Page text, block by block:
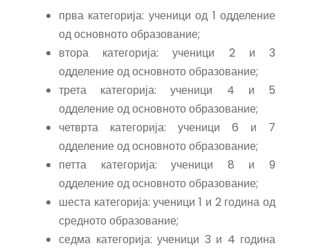
прва категорија: ученици од 1 одделение
од основното образование;
втора категорија: ученици 2 и 3
одделение од основното образование;
трета категорија: ученици 4 и 5
одделение од основното образование;
четврта категорија: ученици 6 и 7
одделение од основното образование;
петта категорија: ученици 8 и 9
одделение од основното образование;
шеста категорија: ученици 1 и 2 година од
средното образование;
седма категорија: ученици 3 и 4 година